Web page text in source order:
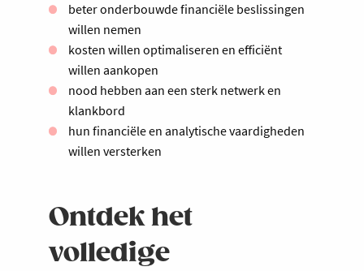
beter onderbouwde financiële beslissingen
willen nemen
kosten willen optimaliseren en efficiënt
willen aankopen
nood hebben aan een sterk netwerk en
klankbord
hun financiële en analytische vaardigheden
willen versterken
Ontdek het
volledige